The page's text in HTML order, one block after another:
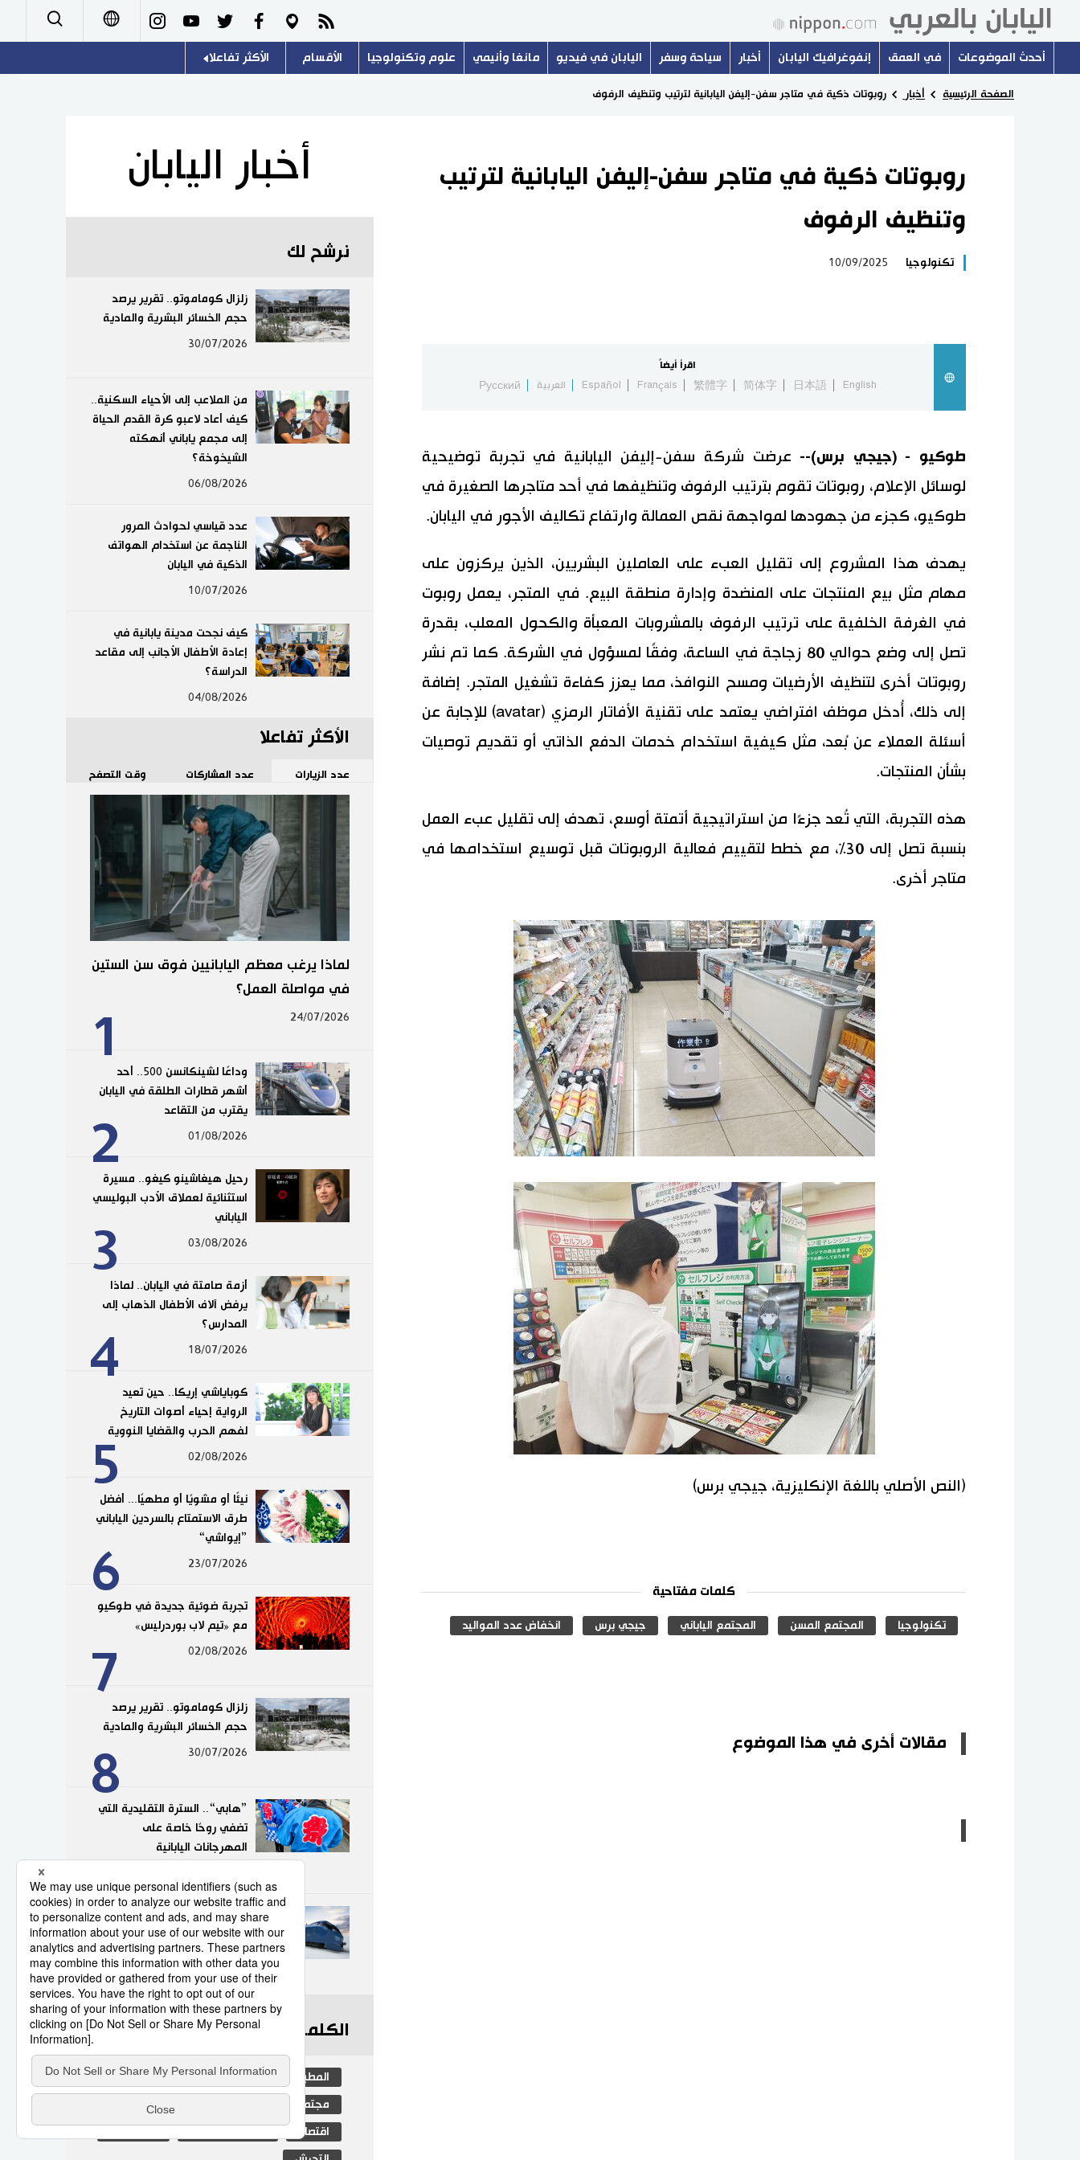
أحدث الموضوعات في العمق إنفوغرافيك اليابان أخبار سياحة وسفر اليابان في فيديو مانغا وأنيمي علوم وتكنولوجيا الأقسام
تجارب وآراء
سياسة
اقتصاد
مجتمع
ثقافة
طوكيو
الأكثر تفاعلا
هو وهي
المطبخ الياباني
الصفحة الرئيسية أخبار روبوتات ذكية في متاجر سفن-إليفن اليابانية لترتيب وتنظيف الرفوف
روبوتات ذكية في متاجر سفن-إليفن اليابانية لترتيب
وتنظيف الرفوف
تكنولوجيا 10/09/2025
اقرأ أيضاً
English
日本語
简体字
繁體字
Français
Español العربية Русский
طوكيو - (جيجي برس)-- عرضت شركة سفن-إليفن اليابانية في تجربة توضيحية
لوسائل الإعلام، روبوتات تقوم بترتيب الرفوف وتنظيفها في أحد متاجرها الصغيرة في
طوكيو، كجزء من جهودها لمواجهة نقص العمالة وارتفاع تكاليف الأجور في اليابان.
يهدف هذا المشروع إلى تقليل العبء على العاملين البشريين، الذين يركزون على
مهام مثل بيع المنتجات على المنضدة وإدارة منطقة البيع. في المتجر، يعمل روبوت
في الغرفة الخلفية على ترتيب الرفوف بالمشروبات المعبأة والكحول المعلب، بقدرة
تصل إلى وضع حوالي 80 زجاجة في الساعة، وفقًا لمسؤول في الشركة. كما تم نشر
روبوتات أخرى لتنظيف الأرضيات ومسح النوافذ، مما يعزز كفاءة تشغيل المتجر. إضافة
إلى ذلك، أُدخل موظف افتراضي يعتمد على تقنية الأفاتار الرمزي (avatar) للإجابة عن
أسئلة العملاء عن بُعد، مثل كيفية استخدام خدمات الدفع الذاتي أو تقديم توصيات
بشأن المنتجات.
هذه التجربة، التي تُعد جزءًا من استراتيجية أتمتة أوسع، تهدف إلى تقليل عبء العمل
بنسبة تصل إلى 30%، مع خطط لتقييم فعالية الروبوتات قبل توسيع استخدامها في
متاجر أخرى.
(النص الأصلي باللغة الإنكليزية، جيجي برس)
كلمات مفتاحية
تكنولوجيا المجتمع المسن المجتمع الياباني جيجي برس انخفاض عدد المواليد
مقالات أخرى في هذا الموضوع
أخبار اليابان
نرشح لك
زلزال كوماموتو.. تقرير يرصد
حجم الخسائر البشرية والمادية
30/07/2026
من الملاعب إلى الأحياء السكنية..
كيف أعاد لاعبو كرة القدم الحياة
إلى مجمع ياباني أنهكته
الشيخوخة؟
06/08/2026
عدد قياسي لحوادث المرور
الناجمة عن استخدام الهواتف
الذكية في اليابان
10/07/2026
كيف نجحت مدينة يابانية في
إعادة الأطفال الأجانب إلى مقاعد
الدراسة؟
04/08/2026
الأكثر تفاعلا
عدد الزيارات عدد المشاركات وقت التصفح
1
لماذا يرغب معظم اليابانيين فوق سن الستين
في مواصلة العمل؟
24/07/2026
2
وداعًا لشينكانسن 500.. أحد
أشهر قطارات الطلقة في اليابان
يقترب من التقاعد
01/08/2026
3
رحيل هيغاشينو كيغو.. مسيرة
استثنائية لعملاق الأدب البوليسي
الياباني
03/08/2026
4
أزمة صامتة في اليابان.. لماذا
يرفض آلاف الأطفال الذهاب إلى
المدارس؟
18/07/2026
5
كوباياشي إريكا.. حين تعيد
الرواية إحياء أصوات التاريخ
لفهم الحرب والقضايا النووية
02/08/2026
6
نيئًا أو مشويًا أو مطهيًا... أفضل
طرق الاستمتاع بالسردين الياباني
”إيواشي“
23/07/2026
7
تجربة ضوئية جديدة في طوكيو
مع «تيم لاب بوردرليس»
02/08/2026
8
زلزال كوماموتو.. تقرير يرصد
حجم الخسائر البشرية والمادية
30/07/2026
9
”هابي“.. السترة التقليدية التي
تضفي روحًا خاصة على
المهرجانات اليابانية
10
هل تشهد اليابان عودة قوية
لعصر القطارات الليلية؟
30/07/2026
الكلمات الأكثر بحثا
المطبخ الياباني ثقافة جيجي برس
مجتمع التعليم الياباني
اقتصاد